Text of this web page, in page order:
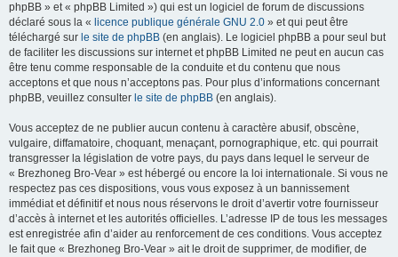
phpBB » et « phpBB Limited ») qui est un logiciel de forum de discussions
déclaré sous la « licence publique générale GNU 2.0 » et qui peut être
téléchargé sur le site de phpBB (en anglais). Le logiciel phpBB a pour seul but
de faciliter les discussions sur internet et phpBB Limited ne peut en aucun cas
être tenu comme responsable de la conduite et du contenu que nous
acceptons et que nous n’acceptons pas. Pour plus d’informations concernant
phpBB, veuillez consulter le site de phpBB (en anglais).
Vous acceptez de ne publier aucun contenu à caractère abusif, obscène,
vulgaire, diffamatoire, choquant, menaçant, pornographique, etc. qui pourrait
transgresser la législation de votre pays, du pays dans lequel le serveur de
« Brezhoneg Bro-Vear » est hébergé ou encore la loi internationale. Si vous ne
respectez pas ces dispositions, vous vous exposez à un bannissement
immédiat et définitif et nous nous réservons le droit d’avertir votre fournisseur
d’accès à internet et les autorités officielles. L’adresse IP de tous les messages
est enregistrée afin d’aider au renforcement de ces conditions. Vous acceptez
le fait que « Brezhoneg Bro-Vear » ait le droit de supprimer, de modifier, de